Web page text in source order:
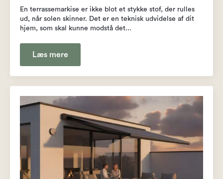
En terrassemarkise er ikke blot et stykke stof, der rulles
ud, når solen skinner. Det er en teknisk udvidelse af dit
hjem, som skal kunne modstå det...
Læs mere